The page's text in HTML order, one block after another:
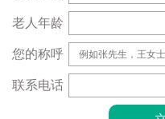
老人年龄
您的称呼
联系电话